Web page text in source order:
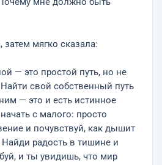
мне должно быть
мягко сказала:
— это простой путь, но не
свой собственный путь
— это и есть истинное
с малого: просто
и почувствуй, как дышит
Найди радость в тишине и
и ты увидишь, что мир